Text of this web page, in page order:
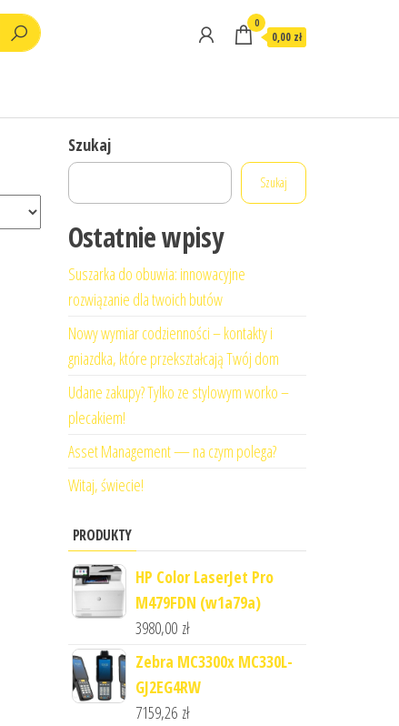
0
0,00 zł
Szukaj
Szukaj
Ostatnie wpisy
Suszarka do obuwia: innowacyjne
rozwiązanie dla twoich butów
Nowy wymiar codzienności – kontakty i
gniazdka, które przekształcają Twój dom
Udane zakupy? Tylko ze stylowym worko –
plecakiem!
Asset Management — na czym polega?
Witaj, świecie!
PRODUKTY
HP Color LaserJet Pro
M479FDN (w1a79a)
3980,00 zł
Zebra MC3300x MC330L-
GJ2EG4RW
7159,26 zł